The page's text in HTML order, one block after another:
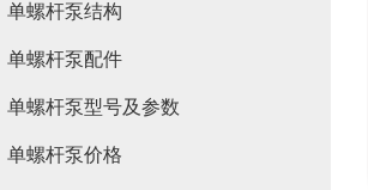
单螺杆泵结构
单螺杆泵配件
单螺杆泵型号及参数
单螺杆泵价格